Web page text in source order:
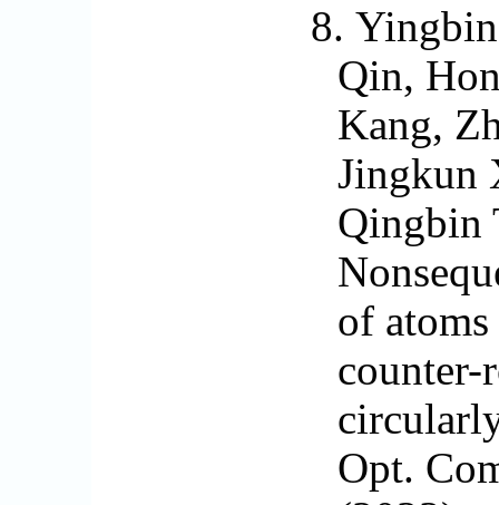
8.
Qin,
Kang,
Jingkun
Qingbin
of
Opt.